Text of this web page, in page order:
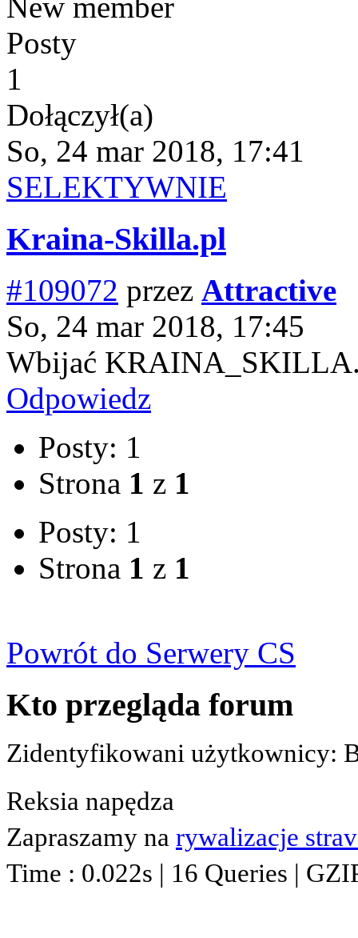
Posty
1
Dołączył(a)
So, 24 mar 2018, 17:41
SELEKTYWNIE
Kraina-Skilla.pl
#109072 przez Attractive
So, 24 mar 2018, 17:45
Wbijać
Odpowiedz
Posty: 1
Strona 1 z 1
Posty: 1
Strona 1 z 1
Powrót do Serwery CS
Kto przegląda forum
Zidentyfikowani użytkownicy:
Reksia napędza
Zapraszamy na rywalizacje
Time : 0.022s | 16 Queries |